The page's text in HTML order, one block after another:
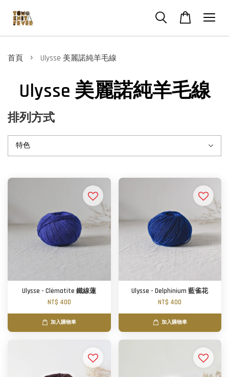
首頁 › Ulysse 美麗諾純羊毛線
Ulysse 美麗諾純羊毛線
排列方式
Ulysse - Clématite 鐵線蓮
NT$ 400
加入購物車
Ulysse - Delphinium 藍雀花
NT$ 400
加入購物車